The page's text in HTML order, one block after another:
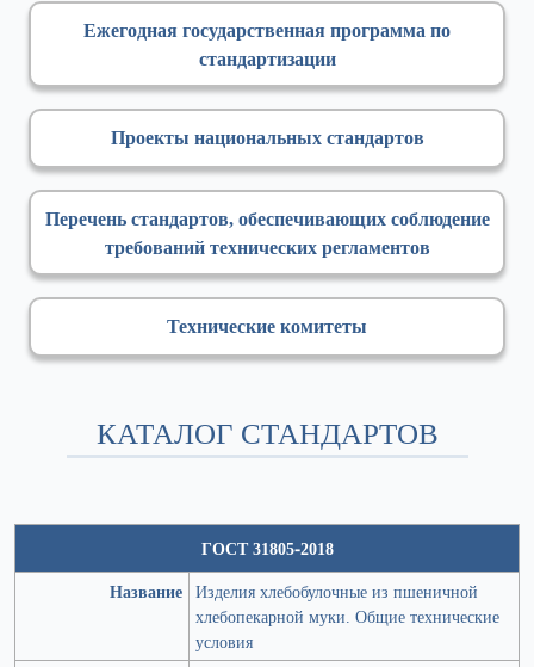
Ежегодная государственная программа по
стандартизации
Проекты национальных стандартов
Перечень стандартов, обеспечивающих соблюдение
требований технических регламентов
Технические комитеты
КАТАЛОГ СТАНДАРТОВ
ГОСТ 31805-2018
Название Изделия хлебобулочные из пшеничной
хлебопекарной муки. Общие технические
условия